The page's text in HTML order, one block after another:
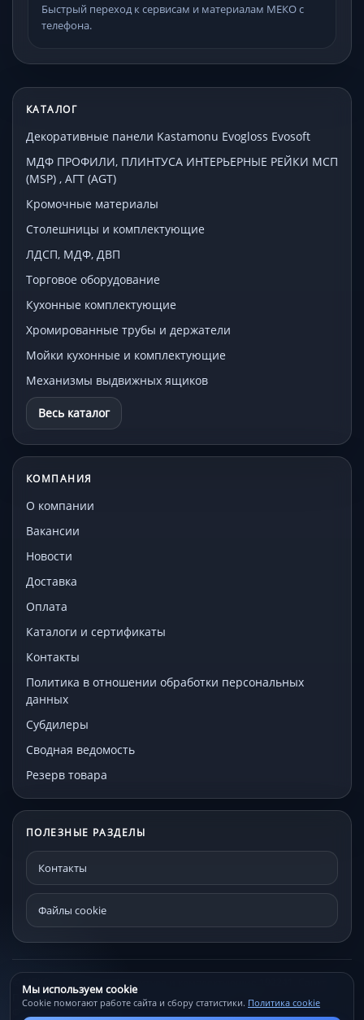
Мы используем cookie
Cookie помогают работе сайта и сбору статистики. Политика cookie
Быстрый переход к сервисам и материалам МЕКО с
телефона.
КАТАЛОГ
Декоративные панели Kastamonu Evogloss Evosoft
МДФ ПРОФИЛИ, ПЛИНТУСА ИНТЕРЬЕРНЫЕ РЕЙКИ МСП
(MSP) , АГТ (AGT)
Кромочные материалы
Столешницы и комплектующие
ЛДСП, МДФ, ДВП
Торговое оборудование
Кухонные комплектующие
Хромированные трубы и держатели
Мойки кухонные и комплектующие
Механизмы выдвижных ящиков
Весь каталог
КОМПАНИЯ
О компании
Вакансии
Новости
Доставка
Оплата
Каталоги и сертификаты
Контакты
Политика в отношении обработки персональных
данных
Субдилеры
Сводная ведомость
Резерв товара
ПОЛЕЗНЫЕ РАЗДЕЛЫ
Контакты
Файлы cookie
© МЕКО - мебельная фурнитура и комплектующие 192241, Санкт-
Петербург, Проспект Александровской фермы, д. 29С
Контакты